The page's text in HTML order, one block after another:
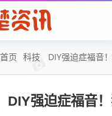
首页 科技 DIY强迫症福音
DIY强迫症福音